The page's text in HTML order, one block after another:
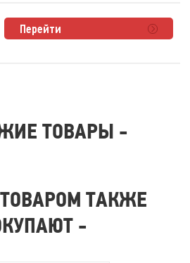
Перейти
ТОВАРЫ -
ТАКЖЕ
-